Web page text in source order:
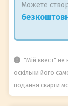
Можете
"Мій квест" не
оскільки його
подання скарги